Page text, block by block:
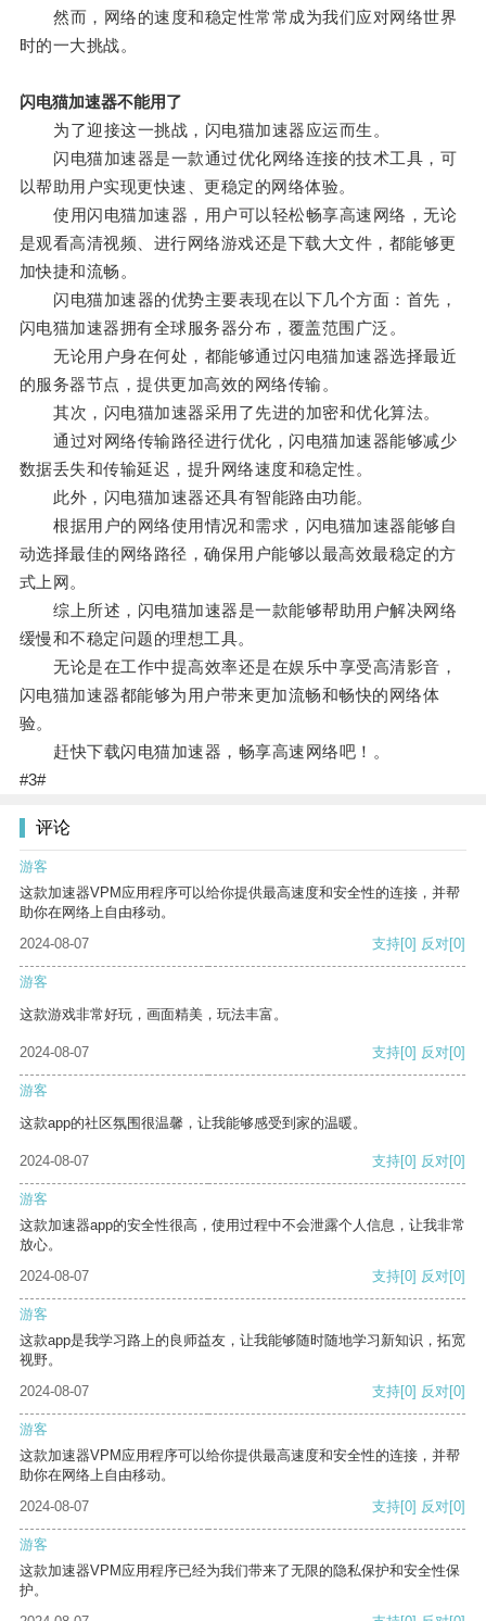
然而，网络的速度和稳定性常常成为我们应对网络世界
时的一大挑战。
闪电猫加速器不能用了
为了迎接这一挑战，闪电猫加速器应运而生。
闪电猫加速器是一款通过优化网络连接的技术工具，可
以帮助用户实现更快速、更稳定的网络体验。
使用闪电猫加速器，用户可以轻松畅享高速网络，无论
是观看高清视频、进行网络游戏还是下载大文件，都能够更
加快捷和流畅。
闪电猫加速器的优势主要表现在以下几个方面：首先，
闪电猫加速器拥有全球服务器分布，覆盖范围广泛。
无论用户身在何处，都能够通过闪电猫加速器选择最近
的服务器节点，提供更加高效的网络传输。
其次，闪电猫加速器采用了先进的加密和优化算法。
通过对网络传输路径进行优化，闪电猫加速器能够减少
数据丢失和传输延迟，提升网络速度和稳定性。
此外，闪电猫加速器还具有智能路由功能。
根据用户的网络使用情况和需求，闪电猫加速器能够自
动选择最佳的网络路径，确保用户能够以最高效最稳定的方
式上网。
综上所述，闪电猫加速器是一款能够帮助用户解决网络
缓慢和不稳定问题的理想工具。
无论是在工作中提高效率还是在娱乐中享受高清影音，
闪电猫加速器都能够为用户带来更加流畅和畅快的网络体
验。
赶快下载闪电猫加速器，畅享高速网络吧！。
#3#
评论
游客
这款加速器VPM应用程序可以给你提供最高速度和安全性的连接，并帮
助你在网络上自由移动。
2024-08-07
支持[0] 反对[0]
游客
这款游戏非常好玩，画面精美，玩法丰富。
2024-08-07 支持[0] 反对[0]
游客
这款app的社区氛围很温馨，让我能够感受到家的温暖。
2024-08-07 支持[0] 反对[0]
游客
这款加速器app的安全性很高，使用过程中不会泄露个人信息，让我非常
放心。
2024-08-07
支持[0] 反对[0]
游客
这款app是我学习路上的良师益友，让我能够随时随地学习新知识，拓宽
视野。
2024-08-07
支持[0] 反对[0]
游客
这款加速器VPM应用程序可以给你提供最高速度和安全性的连接，并帮
助你在网络上自由移动。
2024-08-07
支持[0] 反对[0]
游客
这款加速器VPM应用程序已经为我们带来了无限的隐私保护和安全性保
护。